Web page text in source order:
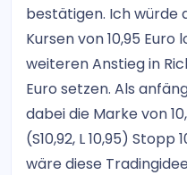
bestätigen. Ich würde
Kursen von 10,95
weiteren Anstieg in
Euro setzen. Als
dabei die Marke von
(S10,92, L 10,95) Stopp
wäre diese